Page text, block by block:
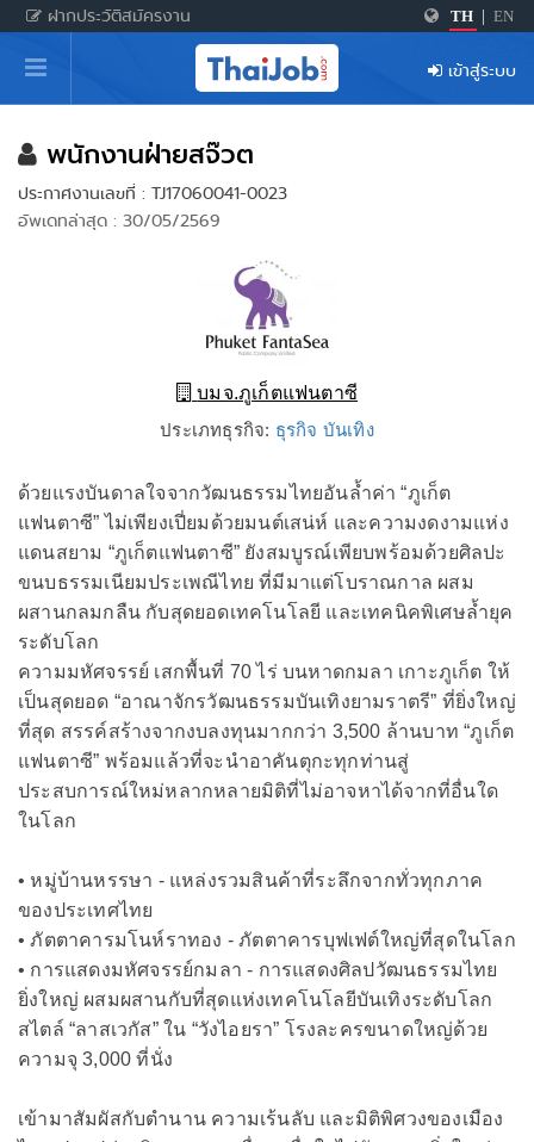
ฝากประวัติสมัครงาน TH EN
หน้าหลัก
ผู้สมัครงาน: เข้าสู่ระบบ
ฝากประวัติสมัครงาน
เกร็ดความรู้
เข้าสู่ระบบ
พนักงานฝ่ายสจ๊วต
ประกาศงานเลขที่ : TJ17060041-0023
อัพเดทล่าสุด : 30/05/2569
บมจ.ภูเก็ตแฟนตาซี
ประเภทธุรกิจ: ธุรกิจ บันเทิง
ด้วยแรงบันดาลใจจากวัฒนธรรมไทยอันล้ำค่า “ภูเก็ต
แฟนตาซี” ไม่เพียงเปี่ยมด้วยมนต์เสน่ห์ และความงดงามแห่ง
แดนสยาม “ภูเก็ตแฟนตาซี” ยังสมบูรณ์เพียบพร้อมด้วยศิลปะ
ขนบธรรมเนียมประเพณีไทย ที่มีมาแต่โบราณกาล ผสม
ผสานกลมกลืน กับสุดยอดเทคโนโลยี และเทคนิคพิเศษล้ำยุค
ระดับโลก
ความมหัศจรรย์ เสกพื้นที่ 70 ไร่ บนหาดกมลา เกาะภูเก็ต ให้
เป็นสุดยอด “อาณาจักรวัฒนธรรมบันเทิงยามราตรี” ที่ยิ่งใหญ่
ที่สุด สรรค์สร้างจากงบลงทุนมากกว่า 3,500 ล้านบาท “ภูเก็ต
แฟนตาซี” พร้อมแล้วที่จะนำอาคันตุกะทุกท่านสู่
ประสบการณ์ใหม่หลากหลายมิติที่ไม่อาจหาได้จากที่อื่นใด
ในโลก
• หมู่บ้านหรรษา - แหล่งรวมสินค้าที่ระลึกจากทั่วทุกภาค
ของประเทศไทย
• ภัตตาคารมโนห์ราทอง - ภัตตาคารบุฟเฟต์ใหญ่ที่สุดในโลก
• การแสดงมหัศจรรย์กมลา - การแสดงศิลปวัฒนธรรมไทย
ยิ่งใหญ่ ผสมผสานกับที่สุดแห่งเทคโนโลยีบันเทิงระดับโลก
สไตล์ “ลาสเวกัส” ใน “วังไอยรา” โรงละครขนาดใหญ่ด้วย
ความจุ 3,000 ที่นั่ง
เข้ามาสัมผัสกับตำนาน ความเร้นลับ และมิติพิศวงของเมือง